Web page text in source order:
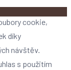
cookie,
díky
návštěv.
s použitím